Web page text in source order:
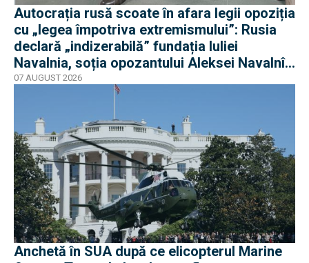
Autocrația rusă scoate în afara legii opoziția
cu „legea împotriva extremismului”: Rusia
declară „indizerabilă” fundația Iuliei
Navalnia, soția opozantului Aleksei Navalnîi,
ucis în închisorile siberiene
07 AUGUST 2026
Anchetă în SUA după ce elicopterul Marine